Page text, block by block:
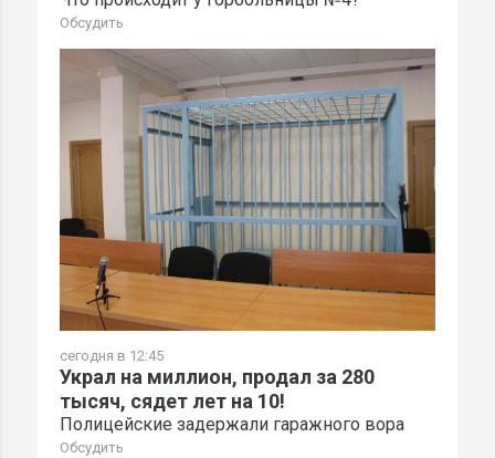
Обсудить
сегодня в 12:45
Украл на миллион, продал за 280
тысяч, сядет лет на 10!
Полицейские задержали гаражного вора
Обсудить